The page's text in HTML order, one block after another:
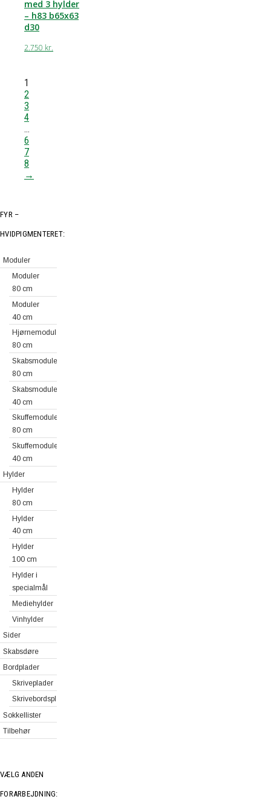
med 3 hylder
– h83 b65x63
d30
2.750 kr.
1
2
3
4
…
6
7
8
→
FYR –
HVIDPIGMENTERET:
Moduler
Moduler
80 cm
Moduler
40 cm
Hjørnemoduler
80 cm
Skabsmoduler
80 cm
Skabsmoduler
40 cm
Skuffemoduler
80 cm
Skuffemoduler
40 cm
Hylder
Hylder
80 cm
Hylder
40 cm
Hylder
100 cm
Hylder i
specialmål
Mediehylder
Vinhylder
Sider
Skabsdøre
Bordplader
Skriveplader
Skrivebordsplader
Sokkellister
Tilbehør
VÆLG ANDEN
FORARBEJDNING: